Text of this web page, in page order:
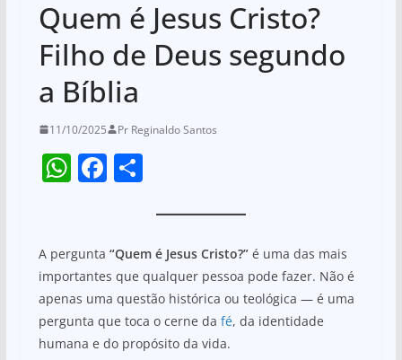
Quem é Jesus Cristo?
Filho de Deus segundo
a Bíblia
11/10/2025 Pr Reginaldo Santos
W
s
A
p
p
F
e
b
o
o
S
ar
e
A pergunta “Quem é Jesus Cristo?”é uma das mais
importantes que qualquer pessoa pode fazer. Não é
apenas uma questão histórica ou teológica — é uma
pergunta que toca o cerne da fé, da identidade
humana e do propósito da vida.